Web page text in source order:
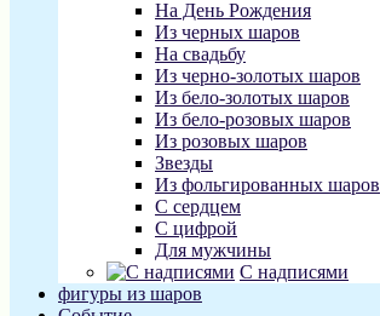
На День Рождения
Из черных шаров
На свадьбу
Из черно-золотых шаров
Из бело-золотых шаров
Из бело-розовых шаров
Из розовых шаров
Звезды
Из фольгированных шаров
С сердцем
С цифрой
Для мужчины
С надписями
фигуры из шаров